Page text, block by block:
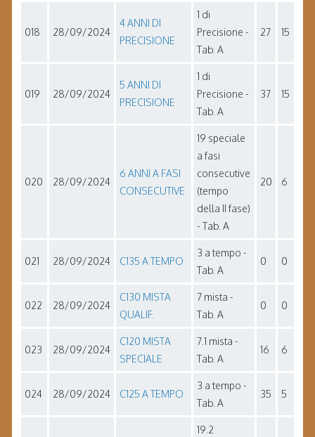
018 28/09/2024
4 ANNI DI
PRECISIONE
1 di
Precisione -
Tab. A
27 15
019 28/09/2024
5 ANNI DI
PRECISIONE
1 di
Precisione -
Tab. A
37 15
020 28/09/2024
6 ANNI A FASI
CONSECUTIVE
19 speciale
a fasi
consecutive
(tempo
della II fase)
- Tab. A
20 6
021 28/09/2024 C135 A TEMPO
3 a tempo -
Tab. A
0 0
022 28/09/2024
C130 MISTA
QUALIF.
7 mista -
Tab. A
0 0
023 28/09/2024
C120 MISTA
SPECIALE
7.1 mista -
Tab. A
16 6
024 28/09/2024 C125 A TEMPO
3 a tempo -
Tab. A
35 5
19.2